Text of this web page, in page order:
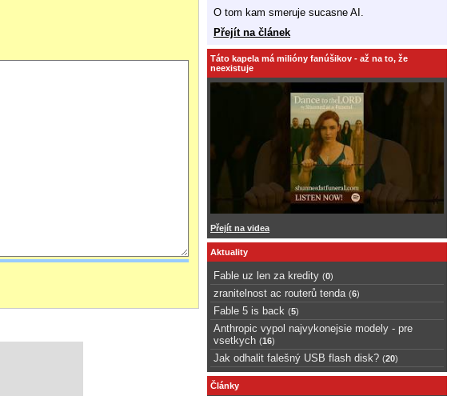
O tom kam smeruje sucasne AI.
Přejít na článek
Táto kapela má milióny fanúšikov - až na to, že
neexistuje
Přejít na videa
Aktuality
Fable uz len za kredity (0)
zranitelnost ac routerů tenda (6)
Fable 5 is back (5)
Anthropic vypol najvykonejsie modely - pre
vsetkych (16)
Jak odhalit falešný USB flash disk? (20)
Články